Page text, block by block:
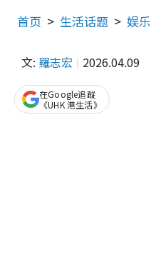
首页 生活话题 娱乐
文: 羅志宏 2026.04.09
在Google追蹤
《UHK 港生活》